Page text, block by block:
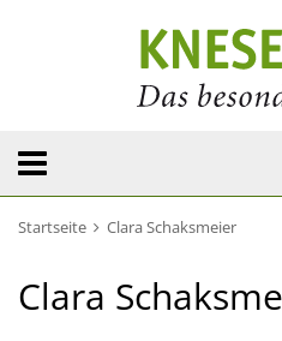
Startseite Clara Schaksmeier
Clara